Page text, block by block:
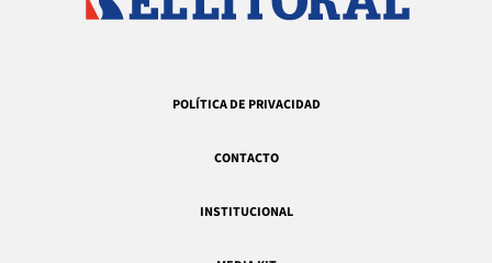
POLÍTICA DE PRIVACIDAD
CONTACTO
INSTITUCIONAL